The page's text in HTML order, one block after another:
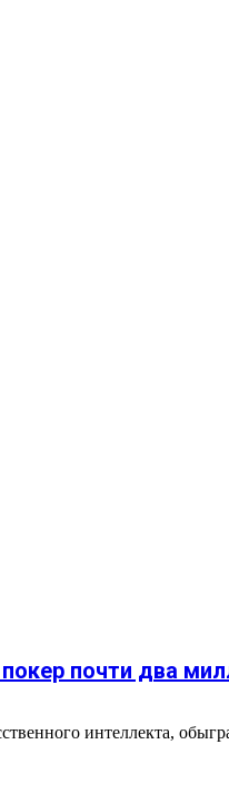
почти два
интеллекта,